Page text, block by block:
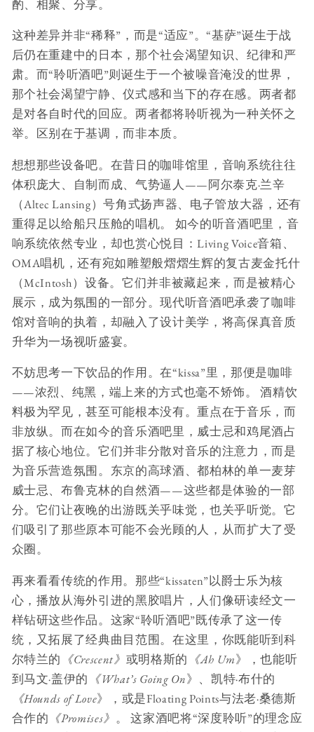
酌、相聚、分享。
这种差异并非“稀释”，而是“适应”。“基萨”诞生于战
后仍在重建中的日本，那个社会渴望知识、纪律和严
肃。而“聆听酒吧”则诞生于一个被噪音淹没的世界，
那个社会渴望宁静、仪式感和当下的存在感。两者都
是对各自时代的回应。两者都将聆听视为一种关怀之
举。区别在于基调，而非本质。
想想那些设备吧。在昔日的咖啡馆里，音响系统往往
体积庞大、自制而成、气势逼人——阿尔泰克·兰辛
（Altec Lansing）号角式扬声器、电子管放大器，还有
重得足以给船只压舱的唱机。 如今的听音酒吧里，音
响系统依然专业，却也赏心悦目：Living Voice音箱、
OMA唱机，还有宛如雕塑般熠熠生辉的复古麦金托什
（McIntosh）设备。它们并非被藏起来，而是被精心
展示，成为氛围的一部分。现代听音酒吧承袭了咖啡
馆对音响的执着，却融入了设计美学，将高保真音质
升华为一场视听盛宴。
不妨思考一下饮品的作用。在“kissa”里，那便是咖啡
——浓烈、纯黑，端上来的方式也毫不矫饰。 酒精饮
料极为罕见，甚至可能根本没有。重点在于音乐，而
非放纵。而在如今的音乐酒吧里，威士忌和鸡尾酒占
据了核心地位。它们并非分散对音乐的注意力，而是
为音乐营造氛围。东京的高球酒、都柏林的单一麦芽
威士忌、布鲁克林的自然酒——这些都是体验的一部
分。它们让夜晚的出游既关乎味觉，也关乎听觉。它
们吸引了那些原本可能不会光顾的人，从而扩大了受
众圈。
再来看看传统的作用。那些“kissaten”以爵士乐为核
心，播放从海外引进的黑胶唱片，人们像研读经文一
样钻研这些作品。这家“聆听酒吧”既传承了这一传
统，又拓展了经典曲目范围。在这里，你既能听到科
尔特兰的 《Crescent》 或明格斯的 《Ah Um》，也能听
到马文·盖伊的 《What’s Going On》、凯特·布什的
《Hounds of Love》，或是Floating Points与法老·桑德斯
合作的 《Promises》 。 这家酒吧将“深度聆听”的理念应